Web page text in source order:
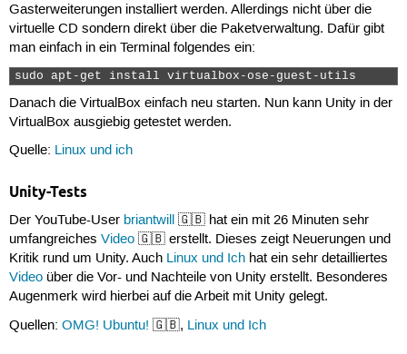
Gasterweiterungen installiert werden. Allerdings nicht über die
virtuelle CD sondern direkt über die Paketverwaltung. Dafür gibt
man einfach in ein Terminal folgendes ein:
sudo apt-get install virtualbox-ose-guest-utils
Danach die VirtualBox einfach neu starten. Nun kann Unity in der
VirtualBox ausgiebig getestet werden.
Quelle: Linux und ich
Unity-Tests
Der YouTube-User briantwill🇬🇧 hat ein mit 26 Minuten sehr
umfangreiches Video🇬🇧 erstellt. Dieses zeigt Neuerungen und
Kritik rund um Unity. Auch Linux und Ichhat ein sehr detailliertes
Videoüber die Vor- und Nachteile von Unity erstellt. Besonderes
Augenmerk wird hierbei auf die Arbeit mit Unity gelegt.
Quellen: OMG! Ubuntu! 🇬🇧, Linux und Ich